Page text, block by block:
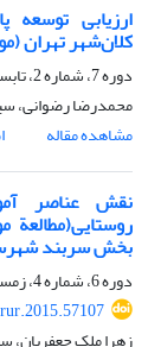
ارزیابی
کلان‌شهر تهران
دوره 7، شماره 2، تابستان 1395، صفحه
محمدرضا رضوانی،
مشاهده مقاله
نقش عناصر
بخش سربند
دوره 6، شماره 4، زمستان 1394، صفحه